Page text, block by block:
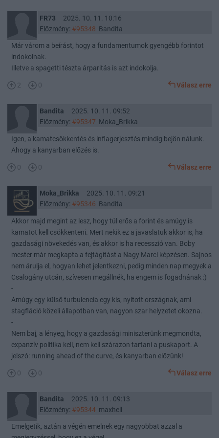
FR73
2025. 10. 11. 10:16
Előzmény: #95348 Bandita
Már várom a beírást, hogy a fundamentumok gyengébb forintot
indokolnak.
Illetve a spagetti tészta árparitás is azt indokolja.
2 0 Válasz erre
Bandita
2025. 10. 11. 09:52
Előzmény: #95347 Moka_Brikka
Igen, a kamatcsökkentés és inflagerjesztés mindig bejön nálunk.
Ahogy a kanyarban előzés is.
0 0 Válasz erre
Moka_Brikka
2025. 10. 11. 09:21
Előzmény: #95346 Bandita
Akkor majd megint az lesz, hogy túl erős a forint és amúgy is
kamatot kell csökkenteni. Mert nekik ez a javaslatuk akkor is, ha
gazdasági növekedés van, és akkor is ha recesszió van. Boby
mester már megkapta a fejtágítást a Nagy Marci képzésen. Sajnos
nem árulja el, hogyan lehet jelentkezni, pedig minden nap megyek a
Csalogány utcán, szívesen megállnék, ha engem is fogadnának :)
-
Amúgy egy külső turbulencia egy kis, nyitott országnak, ami
stagfláció közeli állapotban van, nagyon szar helyzetet okozna.
-
Nem baj, a lényeg, hogy a gazdasági miniszterünk megmondta,
expanzív politika kell, nem kell szárazon tartani a puskaport. A
jelszó: running ahead of the curve, és kanyarban előzünk!
0 0 Válasz erre
Bandita
2025. 10. 11. 09:13
Előzmény: #95344maxhell
Emelgetik, aztán a végén emelnek egy nagyobbat azzal a